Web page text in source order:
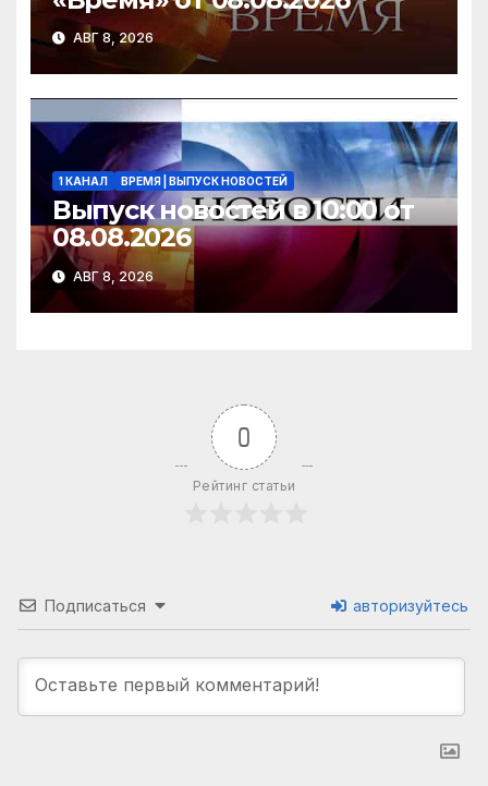
АВГ 8, 2026
1 КАНАЛ ВРЕМЯ | ВЫПУСК НОВОСТЕЙ
Выпуск новостей в 10:00 от
08.08.2026
АВГ 8, 2026
0
Рейтинг статьи
Подписаться авторизуйтесь